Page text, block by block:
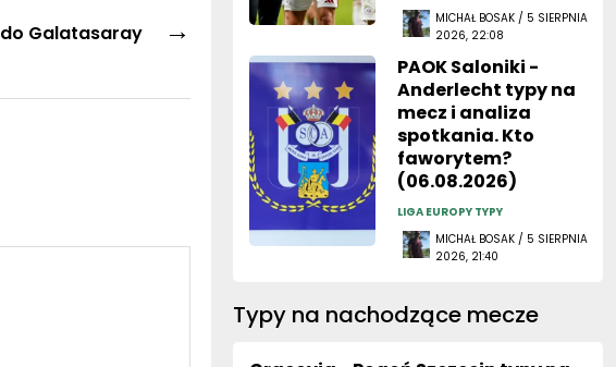
→
Galatasaray
MICHAŁ BOSAK / 5 SIERPNIA
2026, 22:08
PAOK Saloniki -
Anderlecht typy na
mecz i analiza
spotkania. Kto
faworytem?
(06.08.2026)
LIGA EUROPY TYPY
MICHAŁ BOSAK / 5 SIERPNIA
2026, 21:40
Typy na nachodzące mecze